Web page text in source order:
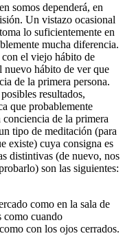
somos dependerá, en
Un vistazo ocasional
lo suficientemente en
mucha diferencia.
con el viejo hábito de
nuevo hábito de ver que
de la primera persona.
resultados,
que probablemente
de la primera
tipo de meditación (para
existe) cuya consigna es
distintivas (de nuevo, nos
son las siguientes:
como en la sala de
como cuando
con los ojos cerrados.